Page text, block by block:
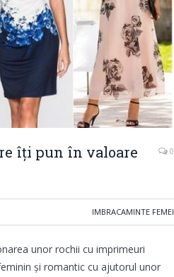
îți pun în valoare
0
IMBRACAMINTE FEMEI
unor rochii cu imprimeuri
și romantic cu ajutorul unor